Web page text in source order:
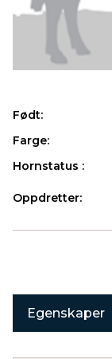
Født:
Farge:
Hornstatus :
Oppdretter:
Egenskaper